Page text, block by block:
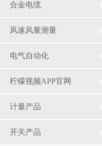
合金电缆
风速风量测量
电气自动化
柠檬视频APP官网
计量产品
开关产品